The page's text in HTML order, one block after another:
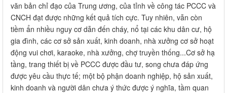
văn bản chỉ đạo của Trung ương, của tỉnh về công tác PCCC và
CNCH đạt được những kết quả tích cực. Tuy nhiên, vẫn còn
tiềm ẩn nhiều nguy cơ dẫn đến cháy, nổ tại các khu dân cư, hộ
gia đình, các cơ sở sản xuất, kinh doanh, nhà xưởng cơ sở hoạt
động vui chơi, karaoke, nhà xưởng, chợ truyền thống...Cơ sở hạ
tầng, trang thiết bị về PCCC được đầu tư, song chưa đáp ứng
được yêu cầu thực tế; một bộ phận doanh nghiệp, hộ sản xuất,
kinh doanh và người dân chưa ý thức được ý nghĩa, tầm quan